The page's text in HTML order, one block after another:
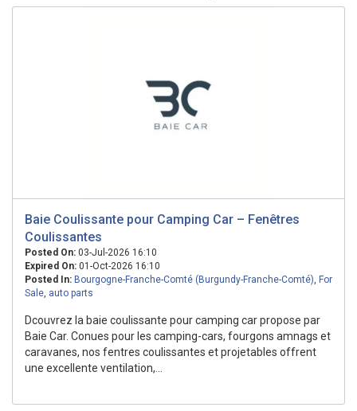
Baie Coulissante pour Camping Car – Fenêtres
Coulissantes
Posted On: 03-Jul-2026 16:10
Expired On: 01-Oct-2026 16:10
Posted In: Bourgogne-Franche-Comté (Burgundy-Franche-Comté), For
Sale, auto parts
Dcouvrez la baie coulissante pour camping car propose par
Baie Car. Conues pour les camping-cars, fourgons amnags et
caravanes, nos fentres coulissantes et projetables offrent
une excellente ventilation,...